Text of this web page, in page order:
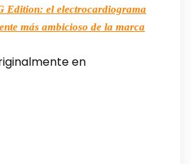
Edition: el electrocardiograma
más ambicioso de la marca
en